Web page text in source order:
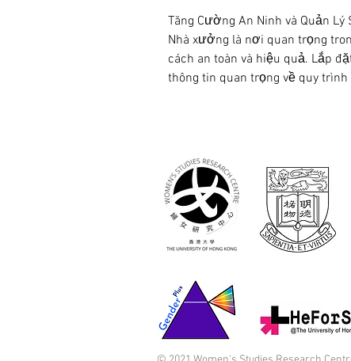
Tăng Cường An Ninh và Quản
Nhà xưởng là nơi quan trọng
cách an toàn và hiệu quả. Lắp
thông tin quan trọng về quy trình